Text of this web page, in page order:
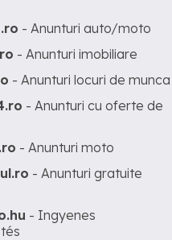
- Anunturi auto/moto
- Anunturi imobiliare
- Anunturi locuri de munca
- Anunturi cu oferte de
- Anunturi moto
- Anunturi gratuite
- Ingyenes